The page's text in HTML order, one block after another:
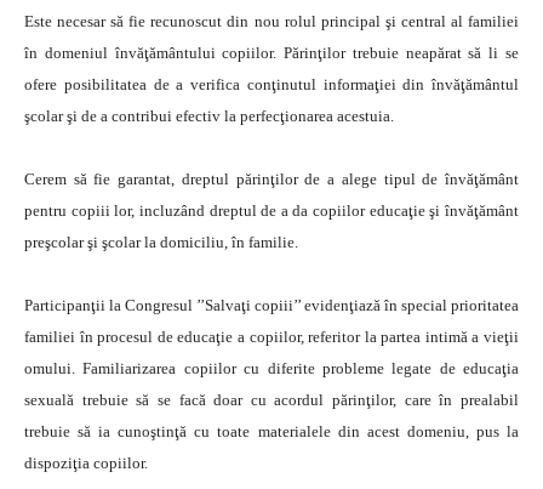
Este necesar să fie recunoscut din nou rolul principal şi central al familiei
în domeniul învăţământului copiilor. Părinţilor trebuie neapărat să li se
ofere posibilitatea de a verifica conţinutul informaţiei din învăţământul
şcolar şi de a contribui efectiv la perfecţionarea acestuia.
Cerem să fie garantat, dreptul părinţilor de a alege tipul de învăţământ
pentru copiii lor, incluzând dreptul de a da copiilor educaţie şi învăţământ
preşcolar şi şcolar la domiciliu, în familie.
Participanţii la Congresul ’’Salvaţi copiii’’ evidenţiază în special prioritatea
familiei în procesul de educaţie a copiilor, referitor la partea intimă a vieţii
omului. Familiarizarea copiilor cu diferite probleme legate de educaţia
sexuală trebuie să se facă doar cu acordul părinţilor, care în prealabil
trebuie să ia cunoştinţă cu toate materialele din acest domeniu, pus la
dispoziţia copiilor.